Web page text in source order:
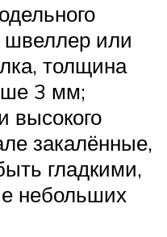
или
толщина
3 мм;
высокого
закалённые,
гладкими,
небольших